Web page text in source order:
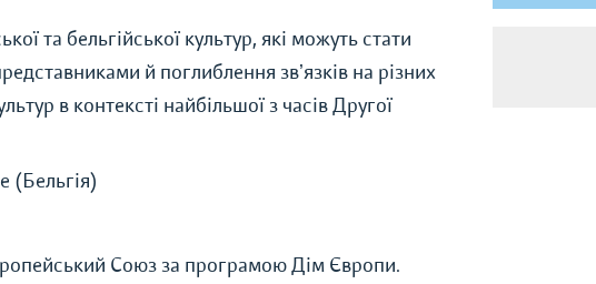
та бельгійської культур, які можуть стати
й поглиблення звʼязків на різних
в контексті найбільшої з часів Другої
(Бельгія)
Союз за програмою Дім Європи.